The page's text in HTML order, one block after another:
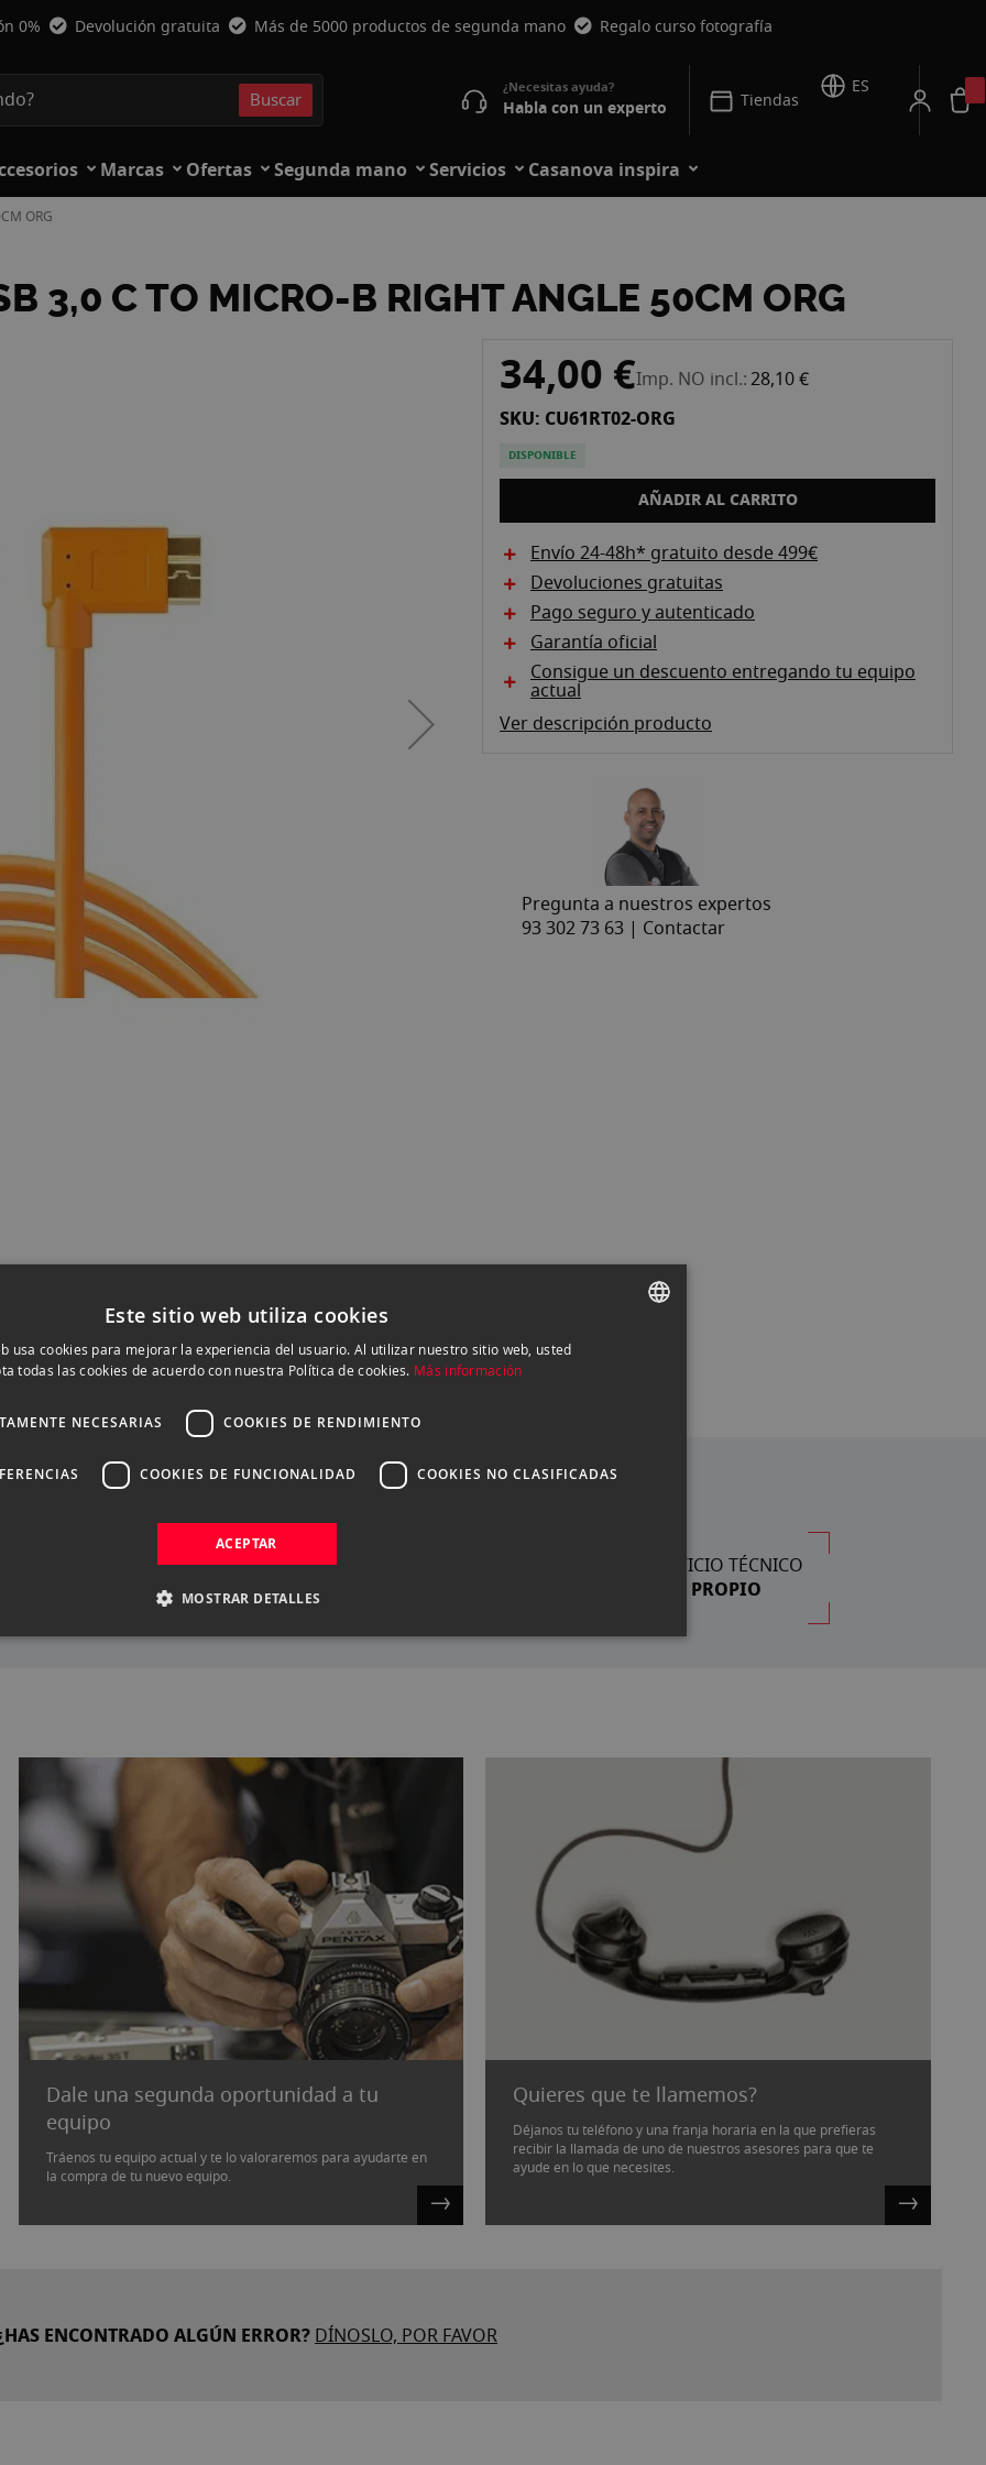
0% Devolución gratuita Más de 5000 productos de segunda mano Regalo curso fotografía
Buscar Habla con un experto Tiendas
ES
Marcas Ofertas Segunda mano Servicios Casanova inspira
ORG
3,0 C TO MICRO-B RIGHT ANGLE 50CM ORG
34,00 €Imp. NO incl. 28,10 €
SKU: CU61RT02-ORG
DISPONIBLE
AÑADIR AL CARRITO
Envío 24-48h* gratuito desde 499€
Devoluciones gratuitas
Pago seguro y autenticado
Garantía oficial
Consigue un descuento entregando tu equipo
actual
Ver descripción producto
Pregunta a nuestros expertos
93 302 73 63 | Contactar
NUESTRAS VENTAJAS
ASESORAMIENTO
PERSONALIZADO
SERVICIO TÉCNICO
PROPIO
Dale una segunda oportunidad a tu
equipo
Tráenos tu equipo actual y te lo valoraremos para ayudarte en
la compra de tu nuevo equipo.
Quieres que te llamemos?
Déjanos tu teléfono y una franja horaria en la que prefieras
recibir la llamada de uno de nuestros asesores para que te
ayude en lo que necesites.
ENCONTRADO ALGÚN ERROR? DÍNOSLO, POR FAVOR
Este sitio web utiliza cookies
usa cookies para mejorar la experiencia del usuario. Al utilizar nuestro sitio web, usted
todas las cookies de acuerdo con nuestra Política de cookies. Más información
NECESARIAS COOKIES DE RENDIMIENTO
COOKIES DE FUNCIONALIDAD COOKIES NO CLASIFICADAS
ACEPTAR
MOSTRAR DETALLES